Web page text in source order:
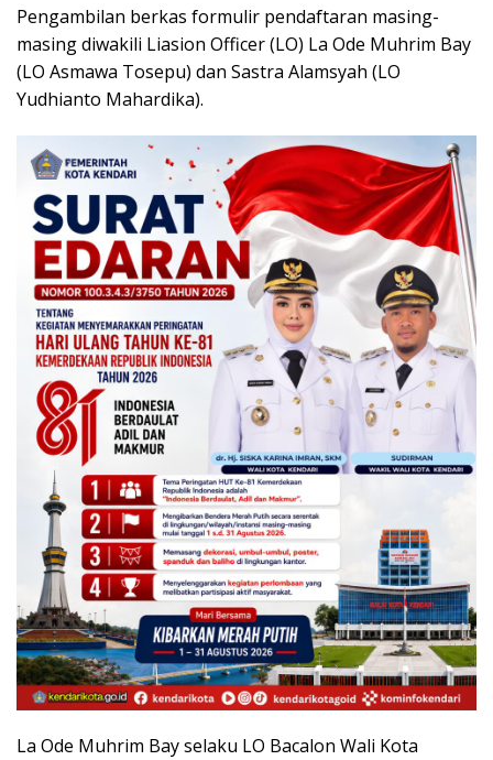
Pengambilan berkas formulir pendaftaran masing-
masing diwakili Liasion Officer (LO) La Ode Muhrim Bay
(LO Asmawa Tosepu) dan Sastra Alamsyah (LO
Yudhianto Mahardika).
La Ode Muhrim Bay selaku LO Bacalon Wali Kota